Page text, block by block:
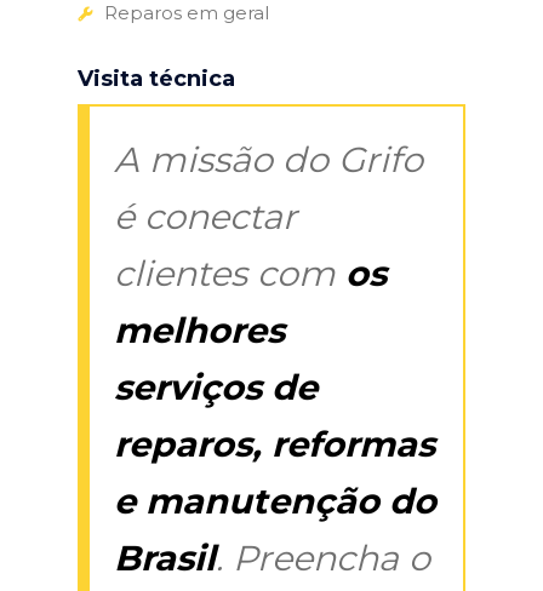
Reparos em geral
Visita técnica
A missão do Grifo
é conectar
clientes com os
melhores
serviços de
reparos, reformas
e manutenção do
Brasil. Preencha o